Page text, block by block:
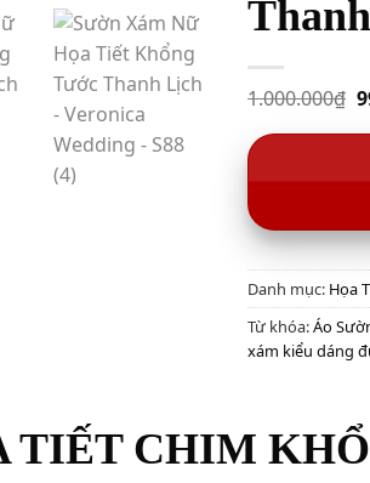
1.000.000₫
Danh mục: Họa
Từ khóa:Áo
xám kiểu dáng
TIẾT CHIM